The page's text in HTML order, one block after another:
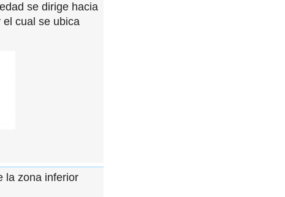
se dirige hacia
el cual se ubica
la zona inferior